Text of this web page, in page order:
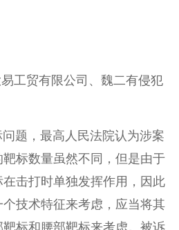
工贸有限公司、魏二有侵犯
，最高人民法院认为涉案
标数量虽然不同，但是由于
击打时单独发挥作用，因此
技术特征来考虑，应当将其
标和腰部靶标来考虑。被诉